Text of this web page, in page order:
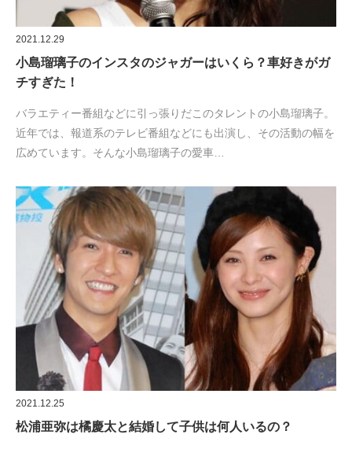
2021.12.29
小島瑠璃子のインスタのジャガーはいくら？車好きがガ
チすぎた！
バラエティー番組などに引っ張りだこのタレントの小島瑠璃子。
近年では、報道系のテレビ番組などにも出演し、その活動の幅を
広めています。そんな小島瑠璃子の愛車…
2021.12.25
松浦亜弥は橘慶太と結婚して子供は何人いるの？